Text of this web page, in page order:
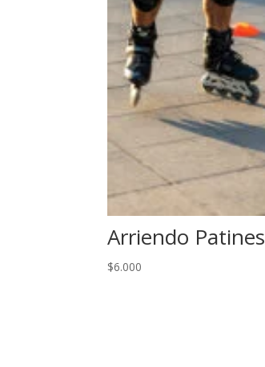
Arriendo Patines
$6.000